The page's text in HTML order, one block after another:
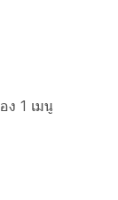
1 เมนู